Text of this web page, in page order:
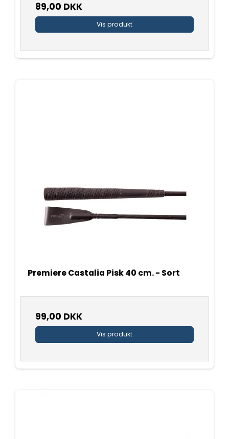
89,00 DKK
Vis produkt
Premiere Castalia Pisk 40 cm. - Sort
99,00 DKK
Vis produkt